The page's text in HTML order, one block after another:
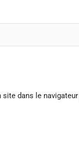
dans le